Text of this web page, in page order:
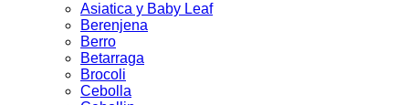
Asiatica y Baby Leaf
Berenjena
Berro
Betarraga
Brocoli
Cebolla